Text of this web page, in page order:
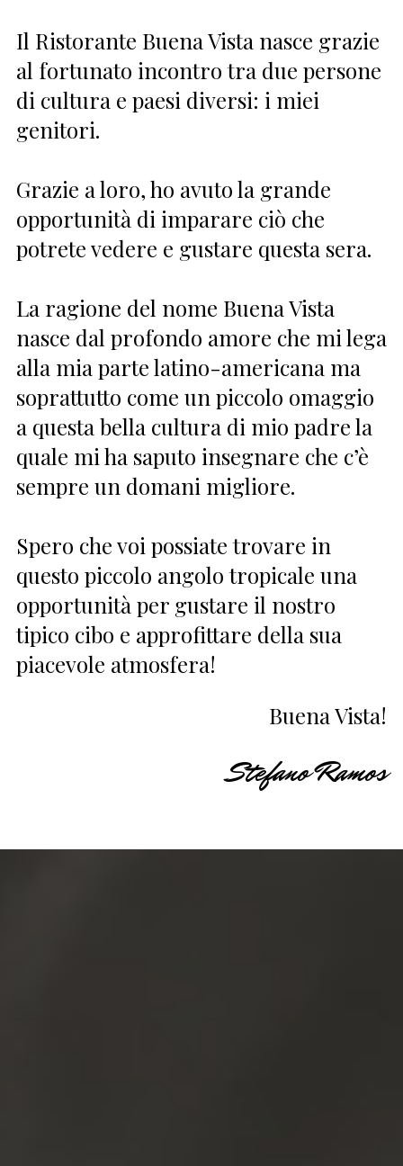
Il Ristorante Buena Vista nasce grazie
al fortunato incontro tra due persone
di cultura e paesi diversi: i miei
genitori.
Grazie a loro, ho avuto la grande
opportunità di imparare ciò che
potrete vedere e gustare questa sera.
La ragione del nome Buena Vista
nasce dal profondo amore che mi lega
alla mia parte latino-americana ma
soprattutto come un piccolo omaggio
a questa bella cultura di mio padre la
quale mi ha saputo insegnare che c’è
sempre un domani migliore.
Spero che voi possiate trovare in
questo piccolo angolo tropicale una
opportunità per gustare il nostro
tipico cibo e approfittare della sua
piacevole atmosfera!
Buena Vista!
Stefano Ramos